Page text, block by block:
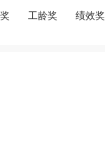
工龄奖 绩效